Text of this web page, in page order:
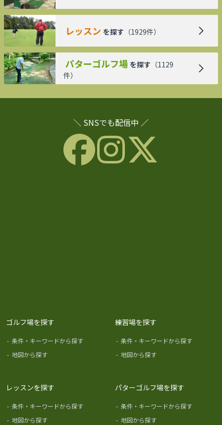
レッスン を探す （1929件）
パターゴルフ場 を探す （1129
件）
＼ SNSでも配信中 ／
ゴルフ場を探す
- 条件・キーワードから探す
- 地図から探す
練習場を探す
- 条件・キーワードから探す
- 地図から探す
レッスンを探す
- 条件・キーワードから探す
- 地図から探す
パターゴルフ場を探す
- 条件・キーワードから探す
- 地図から探す